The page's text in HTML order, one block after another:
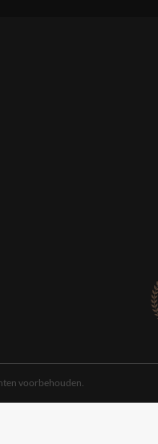
voorbehouden.